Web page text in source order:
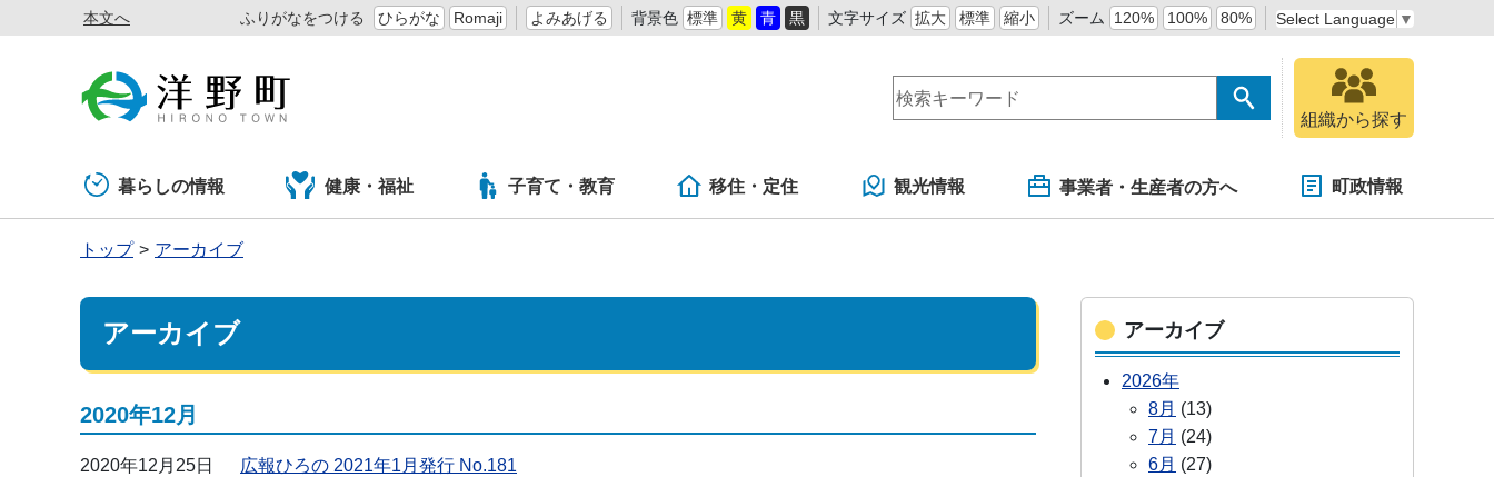
本文へ ふりがなをつける ひらがな Romaji よみあげる 背景色 標準 黄 青 黒 文字サイズ 拡大 標準 縮小 ズーム 120% 100% 80% Select Language ▼
組織から探す
暮らしの情報 健康・福祉 子育て・教育 移住・定住 観光情報 事業者・生産者の方へ 町政情報
トップ アーカイブ
アーカイブ
2020年12月
2020年12月25日 広報ひろの 2021年1月発行 No.181
アーカイブ
2026年
8月 (13)
7月 (24)
6月 (27)